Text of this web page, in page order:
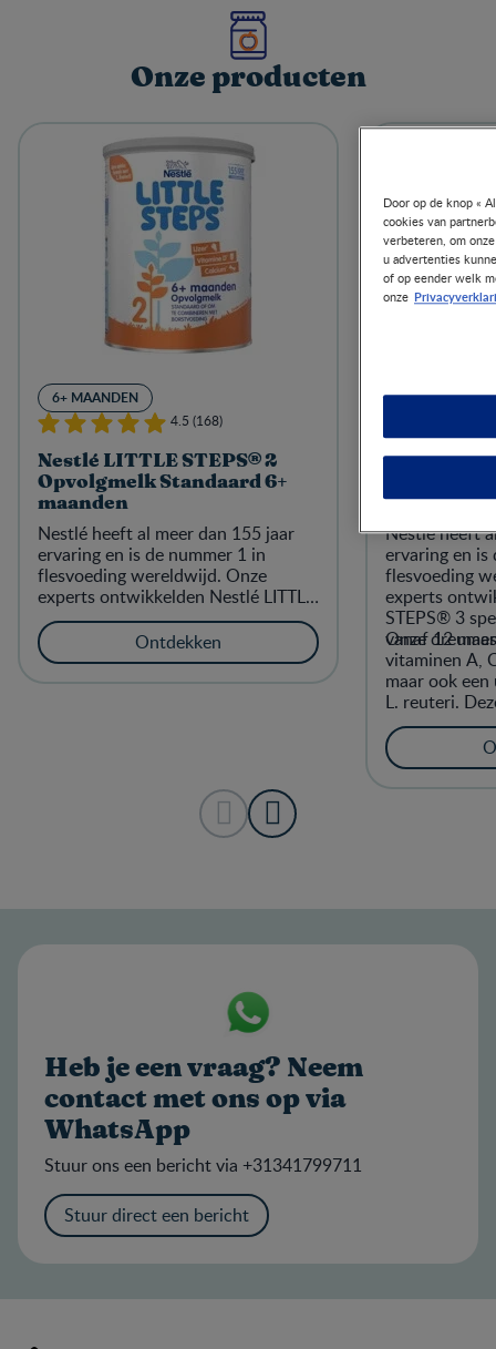
Onze producten​
6+ MAANDEN
4.5 (168)
Nestlé LITTLE STEPS® 2
Opvolgmelk Standaard 6+
maanden
Nestlé heeft al meer dan 155 jaar
ervaring en is de nummer 1 in
flesvoeding wereldwijd. Onze
experts ontwikkelden Nestlé LITTLE
STEPS® 2 speciaal voor baby's
vanaf 6 maanden.Ontdekken
12+ MAANDEN
Nestlé
maanden
Nestlé heeft
ervaring en is
flesvoeding
experts
STEPS® 3
vanaf 12
Onze
vitaminen A,
maar ook
L. reuteri.
komt van
moedermelk
darmen van
Heb je een vraag? Neem
contact met ons op via
WhatsApp
Stuur ons een bericht via +31341799711
Stuur direct een bericht
Door op de knop «
cookies van
verbeteren, om
u advertenties
of op eender welk
onze